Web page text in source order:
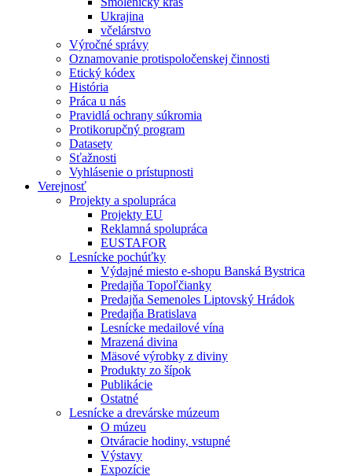
Ukrajina
včelárstvo
Výročné správy
Oznamovanie protispoločenskej činnosti
Etický kódex
História
Práca u nás
Pravidlá ochrany súkromia
Protikorupčný program
Datasety
Sťažnosti
Vyhlásenie o prístupnosti
Verejnosť
Projekty a spolupráca
Projekty EU
Reklamná spolupráca
EUSTAFOR
Lesnícke pochúťky
Výdajné miesto e-shopu Banská Bystrica
Predajňa Topoľčianky
Predajňa Semenoles Liptovský Hrádok
Predajňa Bratislava
Lesnícke medailové vína
Mrazená divina
Mäsové výrobky z diviny
Produkty zo šípok
Publikácie
Ostatné
Lesnícke a drevárske múzeum
O múzeu
Otváracie hodiny, vstupné
Výstavy
Expozície